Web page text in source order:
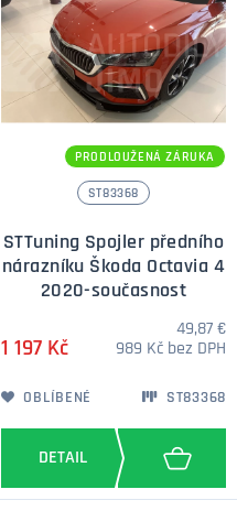
PRODLOUŽENÁ ZÁRUKA
ST83368
STTuning Spojler předního
nárazníku Škoda Octavia 4
2020-současnost
1 197 Kč
49,87 €
989 Kč bez DPH
OBLÍBENÉ ST83368